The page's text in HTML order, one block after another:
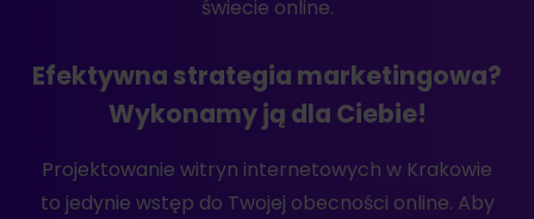
świecie online.
Efektywna strategia marketingowa?
Wykonamy ją dla Ciebie!
Projektowanie witryn internetowych w Krakowie
to jedynie wstęp do Twojej obecności online. Aby